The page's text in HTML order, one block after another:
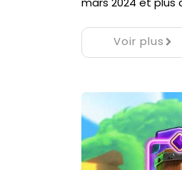
Voir plus